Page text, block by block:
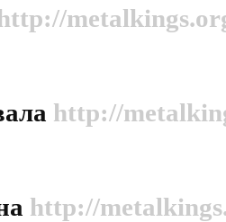
http://
http://